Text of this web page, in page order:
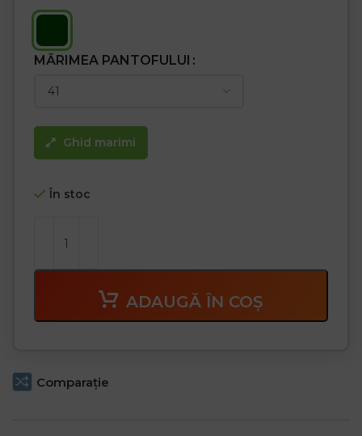
MĂRIMEA PANTOFULUI
Ghid marimi
În stoc
ADAUGĂ ÎN COȘ
Comparaţie